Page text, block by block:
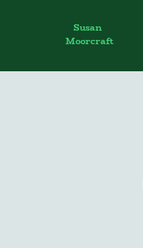
Susan
Moorcraft